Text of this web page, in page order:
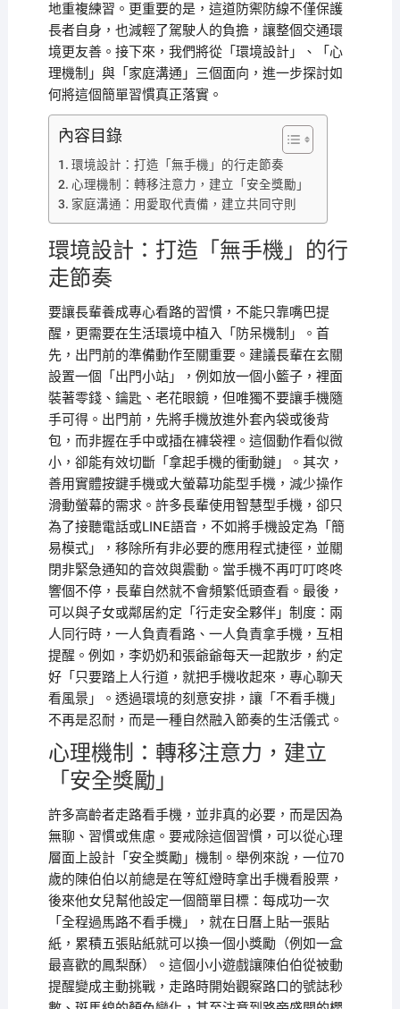
地重複練習。更重要的是，這道防禦防線不僅保護
長者自身，也減輕了駕駛人的負擔，讓整個交通環
境更友善。接下來，我們將從「環境設計」、「心
理機制」與「家庭溝通」三個面向，進一步探討如
何將這個簡單習慣真正落實。
內容目錄
環境設計：打造「無手機」的行走節奏
心理機制：轉移注意力，建立「安全獎勵」
家庭溝通：用愛取代責備，建立共同守則
環境設計：打造「無手機」的行
走節奏
要讓長輩養成專心看路的習慣，不能只靠嘴巴提
醒，更需要在生活環境中植入「防呆機制」。首
先，出門前的準備動作至關重要。建議長輩在玄關
設置一個「出門小站」，例如放一個小籃子，裡面
裝著零錢、鑰匙、老花眼鏡，但唯獨不要讓手機隨
手可得。出門前，先將手機放進外套內袋或後背
包，而非握在手中或插在褲袋裡。這個動作看似微
小，卻能有效切斷「拿起手機的衝動鏈」。其次，
善用實體按鍵手機或大螢幕功能型手機，減少操作
滑動螢幕的需求。許多長輩使用智慧型手機，卻只
為了接聽電話或LINE語音，不如將手機設定為「簡
易模式」，移除所有非必要的應用程式捷徑，並關
閉非緊急通知的音效與震動。當手機不再叮叮咚咚
響個不停，長輩自然就不會頻繁低頭查看。最後，
可以與子女或鄰居約定「行走安全夥伴」制度：兩
人同行時，一人負責看路、一人負責拿手機，互相
提醒。例如，李奶奶和張爺爺每天一起散步，約定
好「只要踏上人行道，就把手機收起來，專心聊天
看風景」。透過環境的刻意安排，讓「不看手機」
不再是忍耐，而是一種自然融入節奏的生活儀式。
心理機制：轉移注意力，建立
「安全獎勵」
許多高齡者走路看手機，並非真的必要，而是因為
無聊、習慣或焦慮。要戒除這個習慣，可以從心理
層面上設計「安全獎勵」機制。舉例來說，一位70
歲的陳伯伯以前總是在等紅燈時拿出手機看股票，
後來他女兒幫他設定一個簡單目標：每成功一次
「全程過馬路不看手機」，就在日曆上貼一張貼
紙，累積五張貼紙就可以換一個小獎勵（例如一盒
最喜歡的鳳梨酥）。這個小小遊戲讓陳伯伯從被動
提醒變成主動挑戰，走路時開始觀察路口的號誌秒